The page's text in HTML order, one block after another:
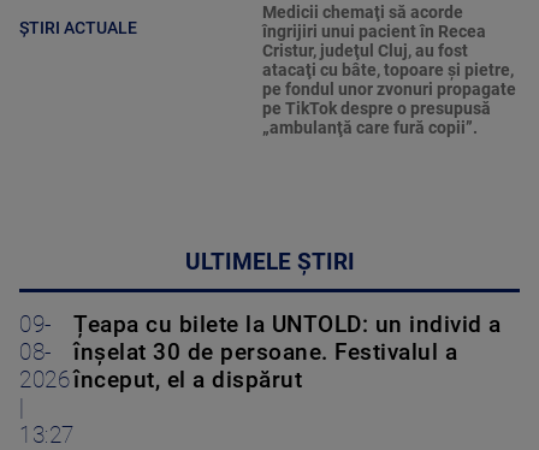
ȘTIRI ACTUALE
Medicii chemaţi să acorde
îngrijiri unui pacient în Recea
Cristur, judeţul Cluj, au fost
atacaţi cu bâte, topoare şi pietre,
pe fondul unor zvonuri propagate
pe TikTok despre o presupusă
„ambulanţă care fură copii”.
ULTIMELE ȘTIRI
09-
08-
2026
13:27
Țeapa cu bilete la UNTOLD: un individ a
înșelat 30 de persoane. Festivalul a
început, el a dispărut